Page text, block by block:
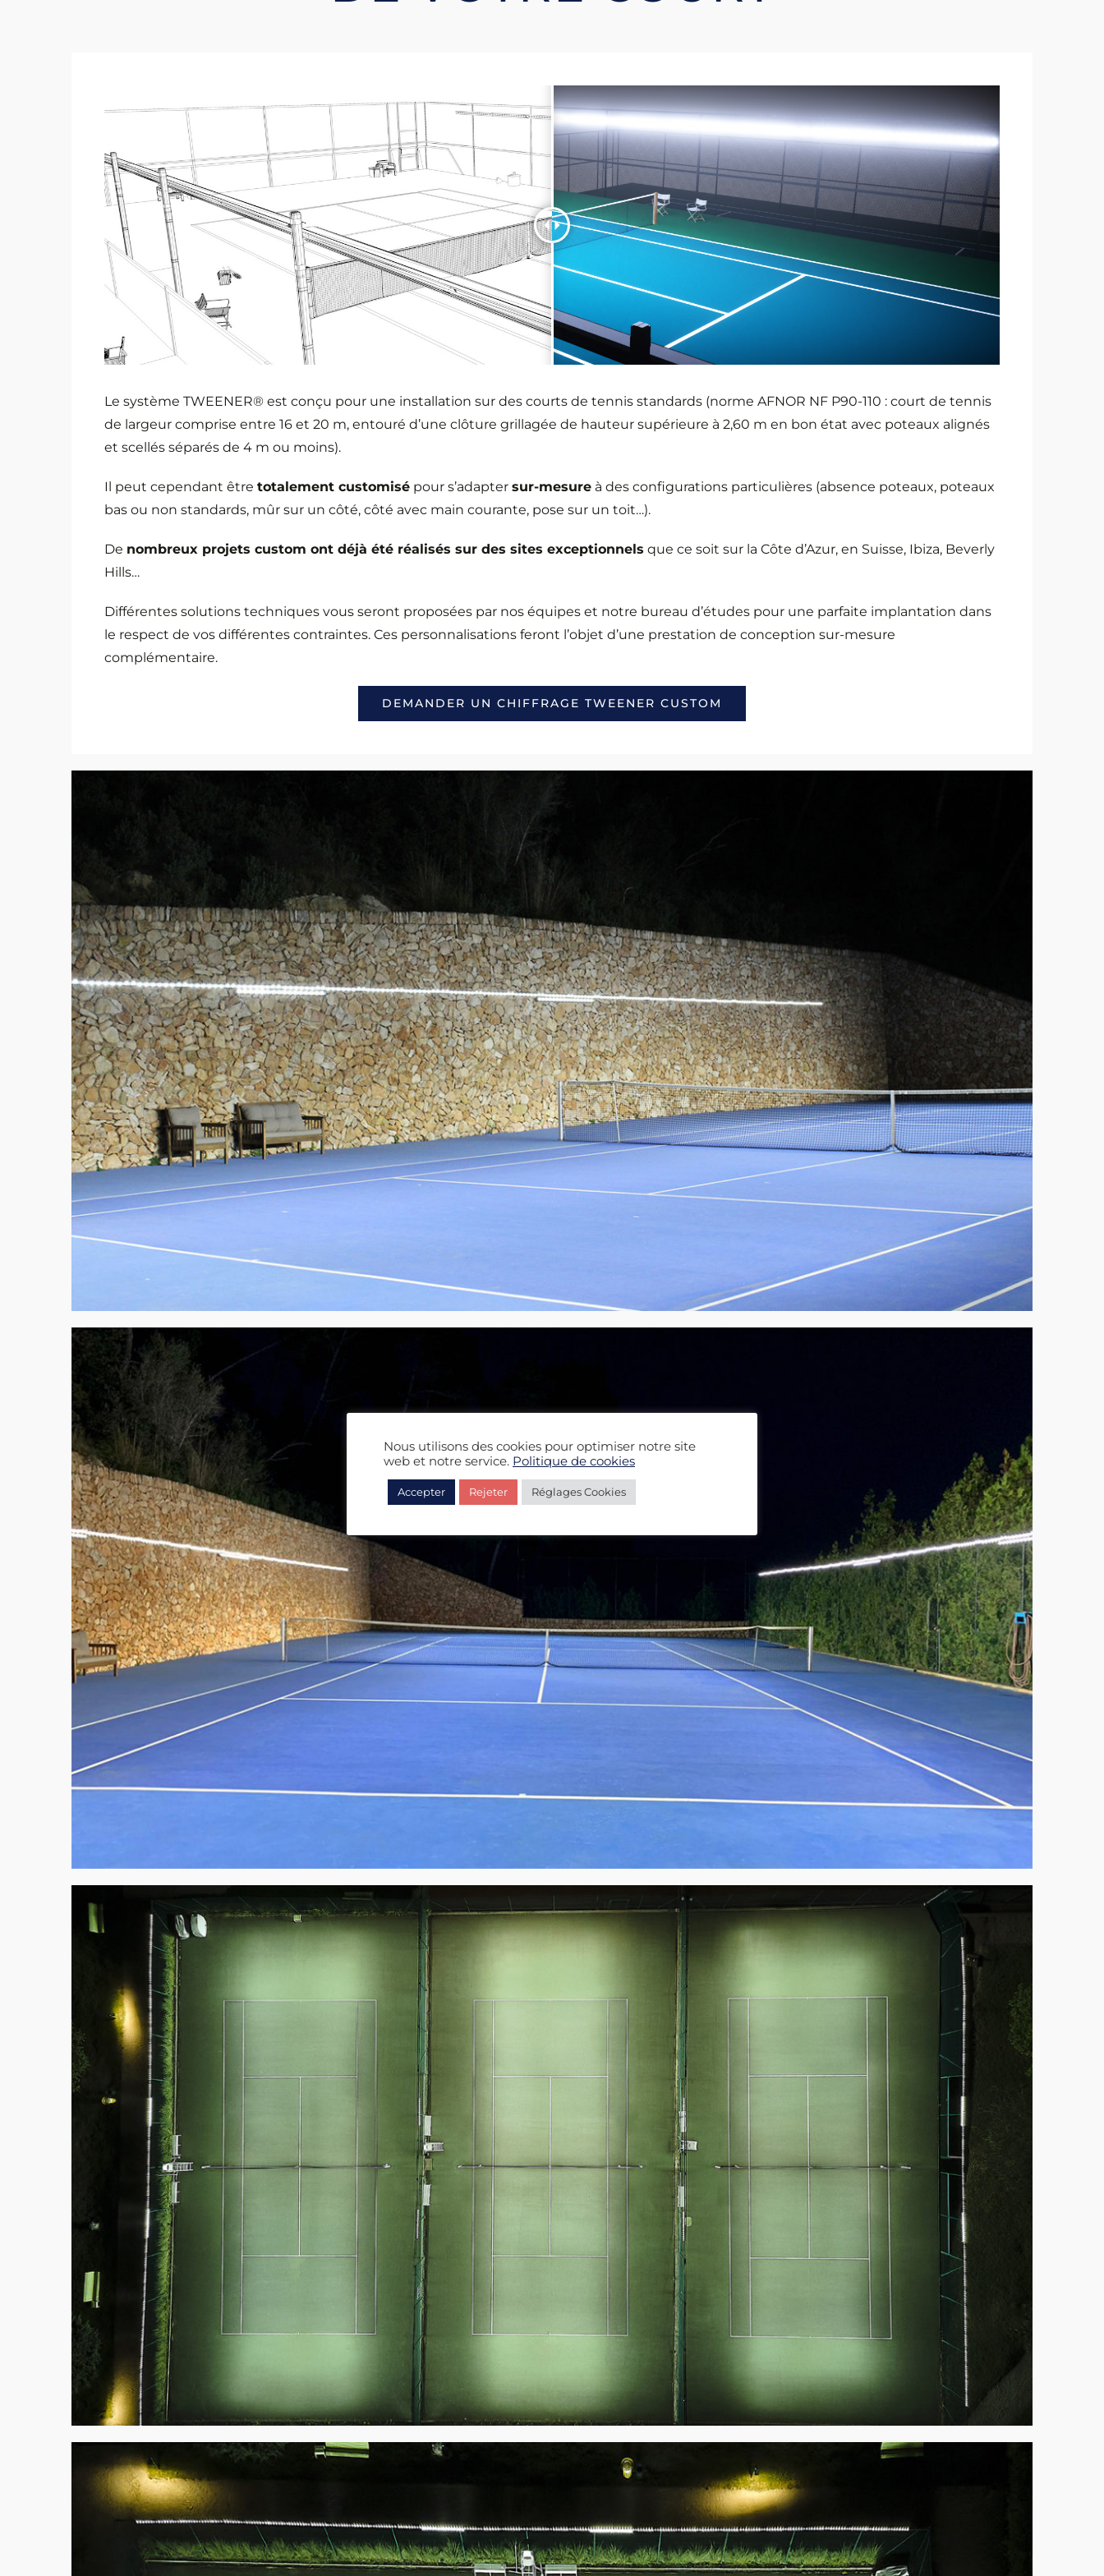
Le système TWEENER® est conçu pour une installation sur des courts de tennis standards (norme AFNOR NF P90-110 : court de tennis
de largeur comprise entre 16 et 20 m, entouré d’une clôture grillagée de hauteur supérieure à 2,60 m en bon état avec poteaux alignés
et scellés séparés de 4 m ou moins).
Il peut cependant être totalement customisé pour s’adapter sur-mesure à des configurations particulières (absence poteaux, poteaux
bas ou non standards, mûr sur un côté, côté avec main courante, pose sur un toit…).
De nombreux projets custom ont déjà été réalisés sur des sites exceptionnels que ce soit sur la Côte d’Azur, en Suisse, Ibiza, Beverly
Hills…
Différentes solutions techniques vous seront proposées par nos équipes et notre bureau d’études pour une parfaite implantation dans
le respect de vos différentes contraintes. Ces personnalisations feront l’objet d’une prestation de conception sur-mesure
complémentaire.
DEMANDER UN CHIFFRAGE TWEENER CUSTOM
Nous utilisons des cookies pour optimiser notre site
web et notre service. Politique de cookies
Accepter Rejeter Réglages Cookies